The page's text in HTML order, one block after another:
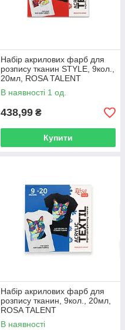
Набір акрилових фарб для
розпису тканин STYLE, 9кол.,
20мл, ROSA TALENT
В наявності 1 од.
438,99 ₴
Купити
Набір акрилових фарб для
розпису тканин, 9кол., 20мл,
ROSA TALENT
В наявності